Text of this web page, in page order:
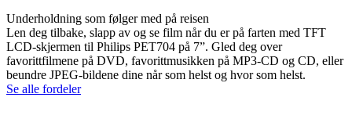
Underholdning som følger med på reisen
Len deg tilbake, slapp av og se film når du er på farten med TFT
LCD-skjermen til Philips PET704 på 7”. Gled deg over
favorittfilmene på DVD, favorittmusikken på MP3-CD og CD, eller
beundre JPEG-bildene dine når som helst og hvor som helst.
Se alle fordeler